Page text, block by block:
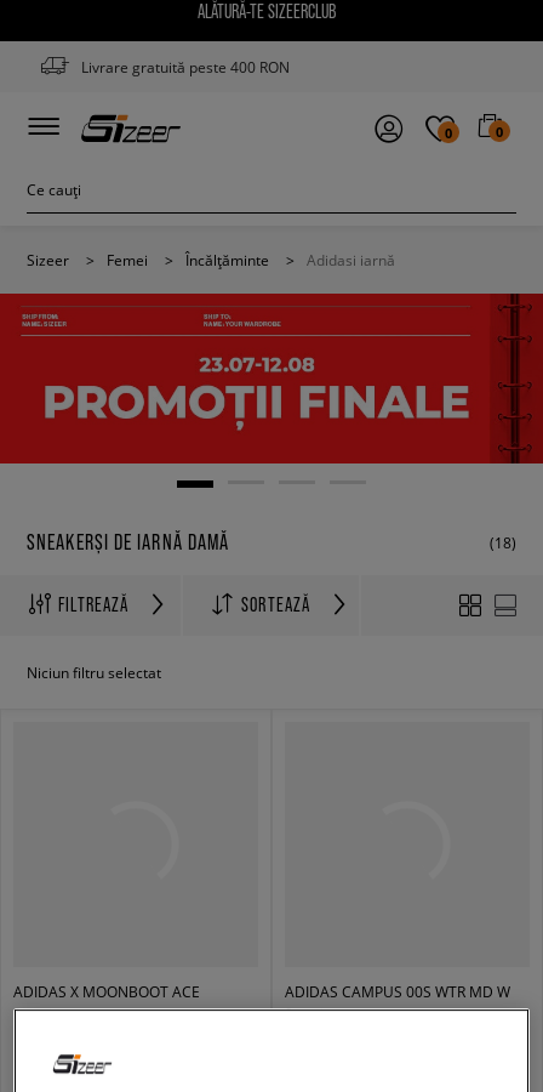
ALĂTURĂ-TE SIZEERCLUB
Livrare gratuită peste 400 RON
0 0
Sizeer > Femei > Încălțăminte > Adidasi iarnă
SNEAKERȘI DE IARNĂ DAMĂ (18)
FILTREAZĂ SORTEAZĂ
Niciun filtru selectat
ADIDAS X MOONBOOT ACE
femei
999,99 RON - cel mai mic preț
ADIDAS CAMPUS 00S WTR MD W
femei